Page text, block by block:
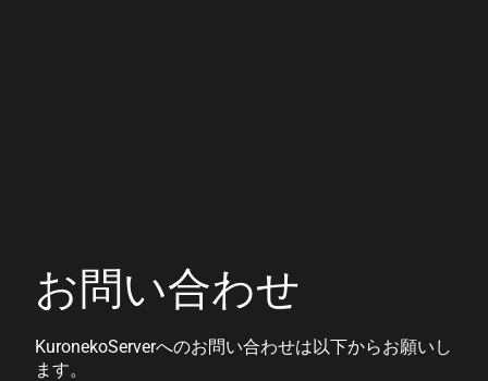
お問い合わせ
KuronekoServerへのお問い合わせは以下からお願いし
ます。